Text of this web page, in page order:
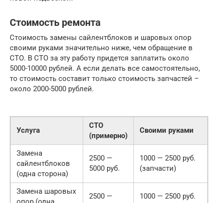
Стоимость ремонта
Стоимость замены сайлентблоков и шаровых опор
своими руками значительно ниже, чем обращение в
СТО. В СТО за эту работу придется заплатить около
5000-10000 рублей. А если делать все самостоятельно,
то стоимость составит только стоимость запчастей –
около 2000-5000 рублей.
Услуга
СТО
(примерно)
Своими руками
Замена
сайлентблоков
(одна сторона)
2500 —
5000 руб.
1000 — 2500 руб.
(запчасти)
Замена шаровых
2500 —
1000 — 2500 руб.